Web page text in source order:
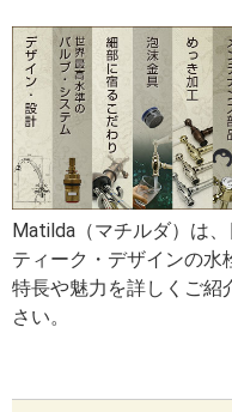
Matilda（マチルダ）は
ティーク・デザインの水
特長や魅力を詳しくご紹
さい。